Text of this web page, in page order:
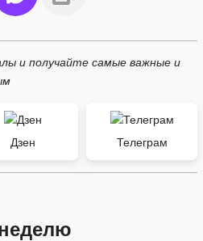
и получайте самые важные и
Дзен Телеграм